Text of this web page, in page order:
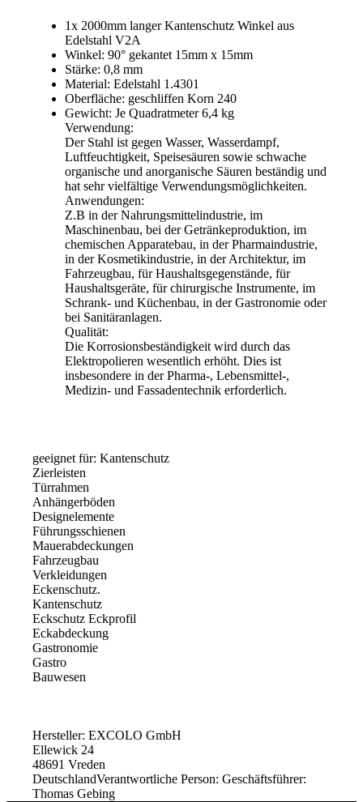
1x 2000mm langer Kantenschutz Winkel aus
Edelstahl V2A
Winkel: 90° gekantet 15mm x 15mm
Stärke: 0,8 mm
Material: Edelstahl 1.4301
Oberfläche: geschliffen Korn 240
Gewicht: Je Quadratmeter 6,4 kg
Verwendung:
Der Stahl ist gegen Wasser, Wasserdampf,
Luftfeuchtigkeit, Speisesäuren sowie schwache
organische und anorganische Säuren beständig und
hat sehr vielfältige Verwendungsmöglichkeiten.
Anwendungen:
Z.B in der Nahrungsmittelindustrie, im
Maschinenbau, bei der Getränkeproduktion, im
chemischen Apparatebau, in der Pharmaindustrie,
in der Kosmetikindustrie, in der Architektur, im
Fahrzeugbau, für Haushaltsgegenstände, für
Haushaltsgeräte, für chirurgische Instrumente, im
Schrank- und Küchenbau, in der Gastronomie oder
bei Sanitäranlagen.
Qualität:
Die Korrosionsbeständigkeit wird durch das
Elektropolieren wesentlich erhöht. Dies ist
insbesondere in der Pharma-, Lebensmittel-,
Medizin- und Fassadentechnik erforderlich.
geeignet für: Kantenschutz
Zierleisten
Türrahmen
Anhängerböden
Designelemente
Führungsschienen
Mauerabdeckungen
Fahrzeugbau
Verkleidungen
Eckenschutz.
Kantenschutz
Eckschutz Eckprofil
Eckabdeckung
Gastronomie
Gastro
Bauwesen
Hersteller:EXCOLO GmbH
Ellewick 24
48691 Vreden
DeutschlandVerantwortliche Person:Geschäftsführer:
Thomas Gebing